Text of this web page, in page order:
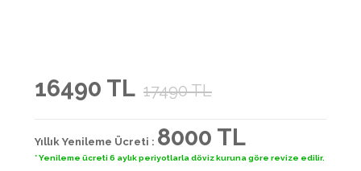
16490 TL 17490 TL
Yıllık Yenileme Ücreti : 8000 TL
* Yenileme ücreti 6 aylık periyotlarla döviz kuruna göre revize edilir.